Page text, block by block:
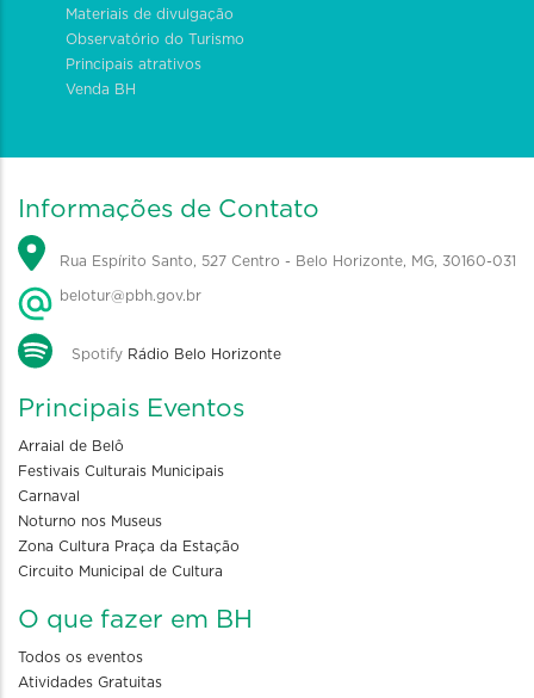
Materiais de divulgação
Observatório do Turismo
Principais atrativos
Venda BH
Informações de Contato
Rua Espírito Santo, 527 Centro - Belo Horizonte, MG, 30160-031
belotur@pbh.gov.br
Spotify Rádio Belo Horizonte
Principais Eventos
Arraial de Belô
Festivais Culturais Municipais
Carnaval
Noturno nos Museus
Zona Cultura Praça da Estação
Circuito Municipal de Cultura
O que fazer em BH
Todos os eventos
Atividades Gratuitas